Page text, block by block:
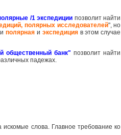
/1 экспедиции позволит найти
полярных исследователей", но
полярнаяи экспедицияв этом случае
общественный банк" позволит найти
падежах.
слова. Главное требование ко